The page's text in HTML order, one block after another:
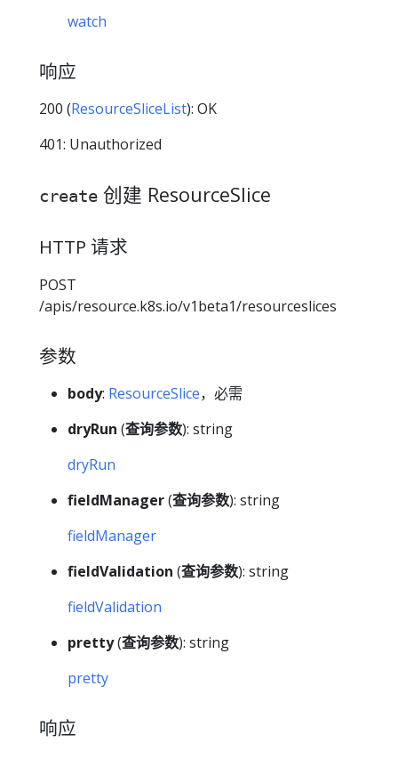
watch
响应
200 (ResourceSliceList): OK
401: Unauthorized
create 创建 ResourceSlice
HTTP 请求
POST
/apis/resource.k8s.io/v1beta1/resourceslices
参数
body: ResourceSlice，必需
dryRun (查询参数): string
dryRun
fieldManager(查询参数): string
fieldManager
fieldValidation (查询参数): string
fieldValidation
pretty(查询参数): string
pretty
响应